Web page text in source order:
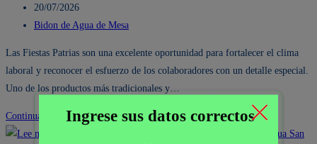
un
evento
de
la
Publicación
de
20/07/2026
Categoría
entrada:
Bidon de Agua de Mesa
Las Fiestas Patrias son una excelente oportunidad para fortalecer el clima
laboral y reconocer el esfuerzo de los colaboradores con un detalle especial.
Uno de los productos más tradicionales y…
Continuar leyendoOferta